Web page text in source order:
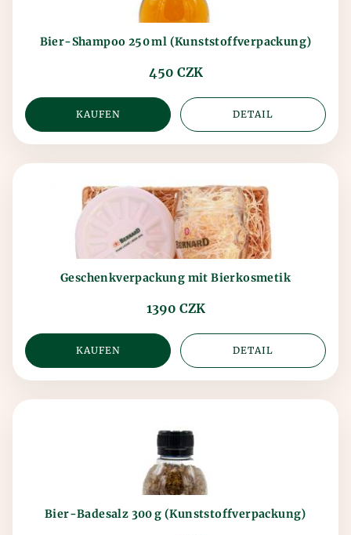
Bier-Shampoo 250 ml (Kunststoffverpackung)
450 CZK
KAUFEN DETAIL
Geschenkverpackung mit Bierkosmetik
1390 CZK
KAUFEN DETAIL
Bier-Bade­s­alz 300 g (Kunststoffverpackung)